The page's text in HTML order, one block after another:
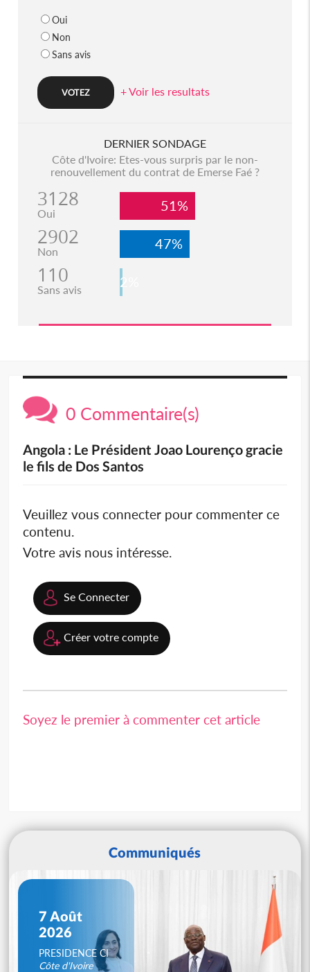
Oui
Non
Sans avis
+ Voir les resultats
DERNIER SONDAGE
Côte d'Ivoire: Etes-vous surpris par le non-
renouvellement du contrat de Emerse Faé ?
3128
Oui 51%
2902
Non 47%
110
Sans avis 2%
0 Commentaire(s)
Angola : Le Président Joao Lourenço gracie
le fils de Dos Santos
Veuillez vous connecter pour commenter ce
contenu.
Votre avis nous intéresse.
Se Connecter
Créer votre compte
Soyez le premier à commenter cet article
Communiqués
7 Août
2026
PRESIDENCE CI
Côte d'Ivoire